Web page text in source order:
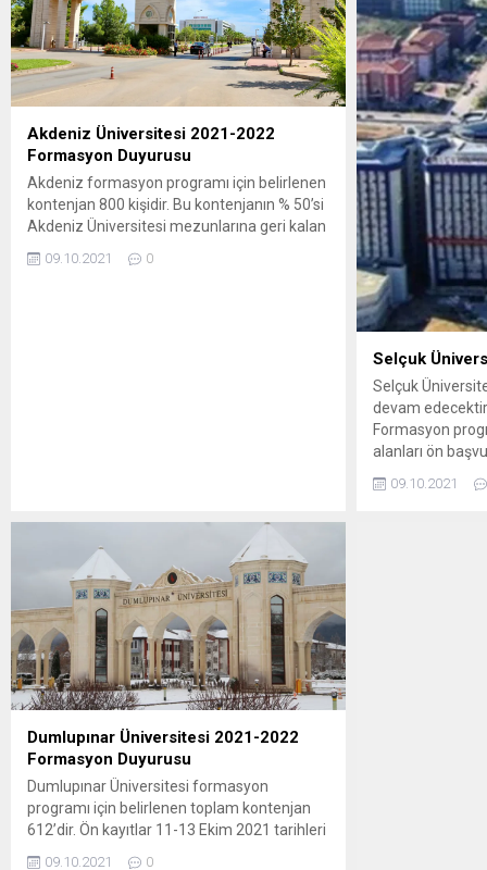
Akdeniz Üniversitesi 2021-2022
Formasyon Duyurusu
Akdeniz formasyon programı için belirlenen
kontenjan 800 kişidir. Bu kontenjanın % 50’si
Akdeniz Üniversitesi mezunlarına geri kalan
tahsis edilecektir. Başvurular 8-11 Ekim
09.10.2021 0
Selçuk
Selçuk
devam
Formasyon
alanları ön
09.10.2021
Dumlupınar Üniversitesi 2021-2022
Formasyon Duyurusu
Dumlupınar Üniversitesi formasyon
programı için belirlenen toplam kontenjan
612’dir. Ön kayıtlar 11-13 Ekim 2021 tarihleri
09.10.2021 0